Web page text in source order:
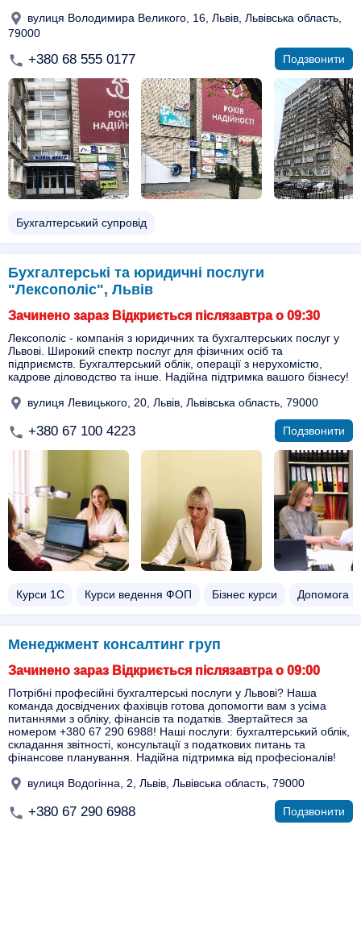
вулиця Володимира Великого, 16, Львів, Львівська область,
79000
+380 68 555 0177 Подзвонити
Бухгалтерський супровід
Бухгалтерські та юридичні послуги
"Лексополіс", Львів
Зачинено зараз Відкриється післязавтра о 09:30
Лексополіс - компанія з юридичних та бухгалтерських послуг у
Львові. Широкий спектр послуг для фізичних осіб та
підприємств. Бухгалтерський облік, операції з нерухомістю,
кадрове діловодство та інше. Надійна підтримка вашого бізнесу!
вулиця Левицького, 20, Львів, Львівська область, 79000
+380 67 100 4223 Подзвонити
Курси 1С Курси ведення ФОП Бізнес курси Допомога в
Менеджмент консалтинг груп
Зачинено зараз Відкриється післязавтра о 09:00
Потрібні професійні бухгалтерські послуги у Львові? Наша
команда досвідчених фахівців готова допомогти вам з усіма
питаннями з обліку, фінансів та податків. Звертайтеся за
номером +380 67 290 6988! Наші послуги: бухгалтерський облік,
складання звітності, консультації з податкових питань та
фінансове планування. Надійна підтримка від професіоналів!
вулиця Водогінна, 2, Львів, Львівська область, 79000
+380 67 290 6988 Подзвонити